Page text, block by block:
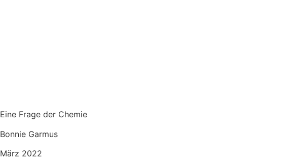
Eine Frage der Chemie
Bonnie Garmus
März 2022